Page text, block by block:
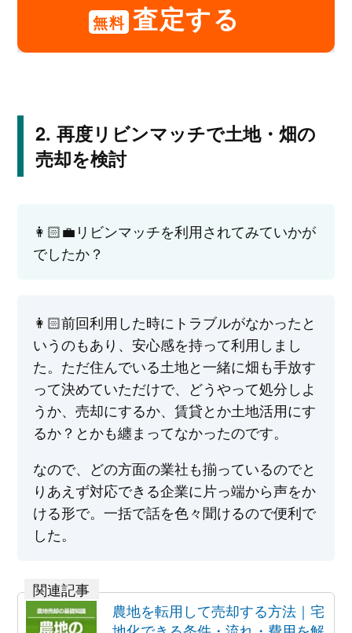
無料 査定する
再度リビンマッチで土地・畑の
売却を検討
👩🏻‍💼リビンマッチを利用されてみていかが
でしたか？
👩🏻‍前回利用した時にトラブルがなかったと
いうのもあり、安心感を持って利用しまし
た。ただ住んでいる土地と一緒に畑も手放す
って決めていただけで、どうやって処分しよ
うか、売却にするか、賃貸とか土地活用にす
るか？とかも纏まってなかったのです。
なので、どの方面の業社も揃っているのでと
りあえず対応できる企業に片っ端から声をか
ける形で。一括で話を色々聞けるので便利で
した。
農地を転用して売却する方法｜宅